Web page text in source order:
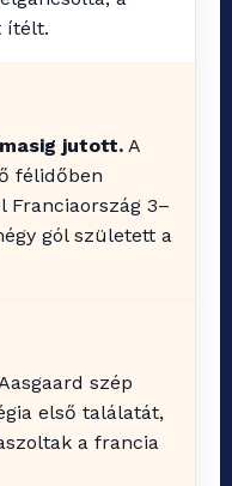
ítélt.
jutott. A
félidőben
Franciaország 3–
gól született a
szép
első találatát,
a francia